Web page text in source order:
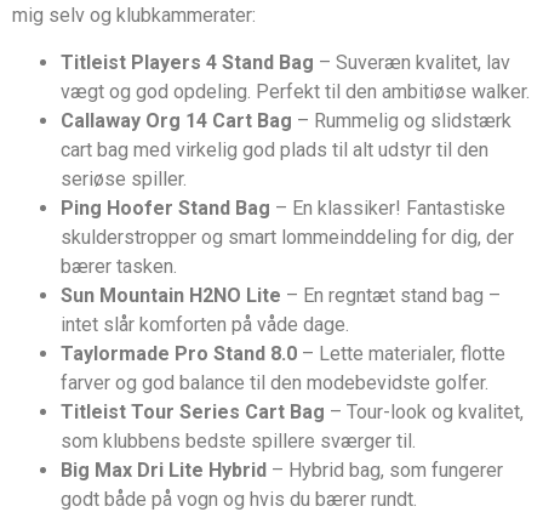
mig selv og klubkammerater:
Titleist Players 4 Stand Bag – Suveræn kvalitet, lav
vægt og god opdeling. Perfekt til den ambitiøse walker.
Callaway Org 14 Cart Bag – Rummelig og slidstærk
cart bag med virkelig god plads til alt udstyr til den
seriøse spiller.
Ping Hoofer Stand Bag – En klassiker! Fantastiske
skulderstropper og smart lommeinddeling for dig, der
bærer tasken.
Sun Mountain H2NO Lite – En regntæt stand bag –
intet slår komforten på våde dage.
Taylormade Pro Stand 8.0 – Lette materialer, flotte
farver og god balance til den modebevidste golfer.
Titleist Tour Series Cart Bag – Tour-look og kvalitet,
som klubbens bedste spillere sværger til.
Big Max Dri Lite Hybrid – Hybrid bag, som fungerer
godt både på vogn og hvis du bærer rundt.